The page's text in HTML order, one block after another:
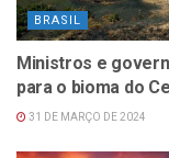
BRASIL
Ministros e
para o bioma do
31 DE MARÇO DE 2024